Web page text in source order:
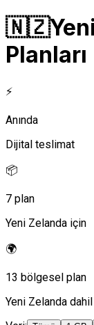
🇳🇿
Planları
⚡
Anında
Dijital teslimat
📦
7 plan
Yeni Zelanda için
🌍
13 bölgesel plan
Yeni Zelanda dahil